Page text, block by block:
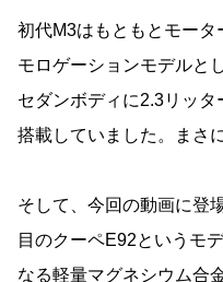
初代M3はもともとモー
モロゲーションモデルと
セダンボディに2.3リッ
搭載していました。まさ
そして、今回の動画に登
目のクーペE92というモ
なる軽量マグネシウム合